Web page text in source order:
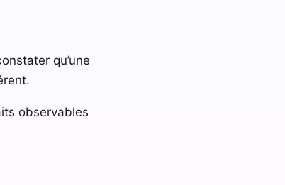
qu’une
observables